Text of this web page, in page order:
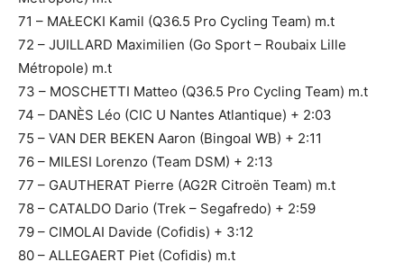
71 – MAŁECKI Kamil (Q36.5 Pro Cycling Team) m.t
72 – JUILLARD Maximilien (Go Sport – Roubaix Lille
Métropole) m.t
73 – MOSCHETTI Matteo (Q36.5 Pro Cycling Team) m.t
74 – DANÈS Léo (CIC U Nantes Atlantique) + 2:03
75 – VAN DER BEKEN Aaron (Bingoal WB) + 2:11
76 – MILESI Lorenzo (Team DSM) + 2:13
77 – GAUTHERAT Pierre (AG2R Citroën Team) m.t
78 – CATALDO Dario (Trek – Segafredo) + 2:59
79 – CIMOLAI Davide (Cofidis) + 3:12
80 – ALLEGAERT Piet (Cofidis) m.t